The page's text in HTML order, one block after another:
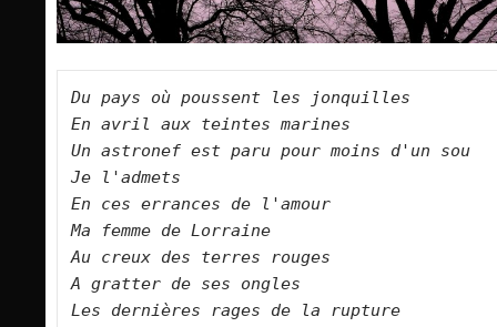
Du pays où poussent les jonquilles
En avril aux teintes marines
Un astronef est paru pour moins d'un
Je l'admets
En ces errances de l'amour
Ma femme de Lorraine
Au creux des terres rouges
A gratter de ses ongles
Les dernières rages de la rupture